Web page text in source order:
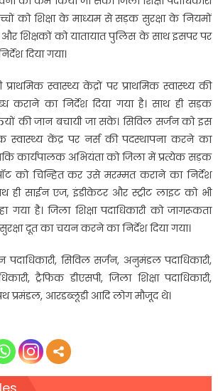
को शिक्षा के माध्यम से सड़क सुरक्षा के नियमों
शिक्षकों को यातायात पुलिस के साथ इसपर पर
दिया गया।
स्वास्थ्य केंद्रों पर प्राथमिक स्वास्थ्य की
कराने का निर्देश दिया गया है। साथ ही सड़क
की जान बचायी जा सके। सिविल सर्जन को इस
स्वास्थ्य केंद्र पर नर्स की पदस्थापना करने का
कार्यपालक अभियंता को जिला में प्रत्येक सड़क
को चिन्हित कर उसे मरम्मत कराने का निर्देश
ही साईन एज, इंडीकेटर और स्ट्रीट लाइट को भी
है। जिला शिक्षा पदाधिकारी को जागरूकता
दूत का चयन करने का निर्देश दिया गया।
सिविल सर्जन, अनुमंडल पदाधिकारी,
ट्रैफिक डीएसपी, जिला शिक्षा पदाधिकारी,
प्रमंडल, आरडब्लूडी आदि लोग मौजूद थे।